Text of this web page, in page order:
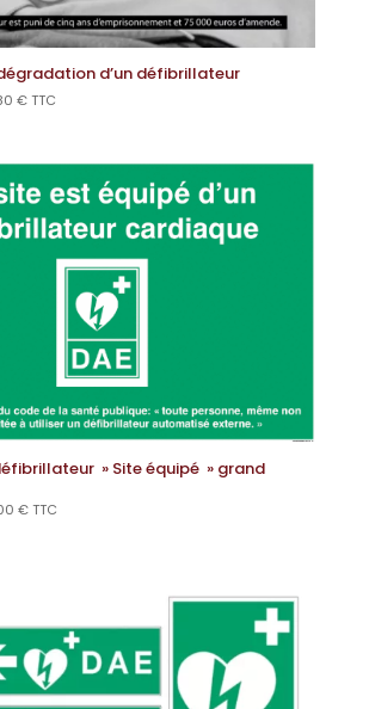
d’un défibrillateur
€TTC
» Site équipé » grand
€TTC